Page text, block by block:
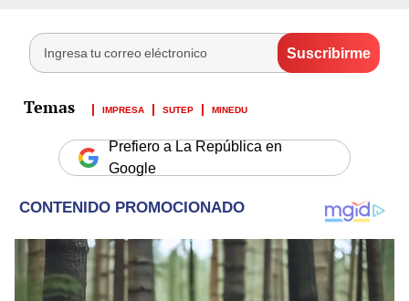
IMPRESA SUTEP MINEDU
Prefiero a La República en
Google